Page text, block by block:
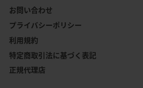
お問い合わせ
プライバシーポリシー
利用規約
特定商取引法に基づく表記
正規代理店